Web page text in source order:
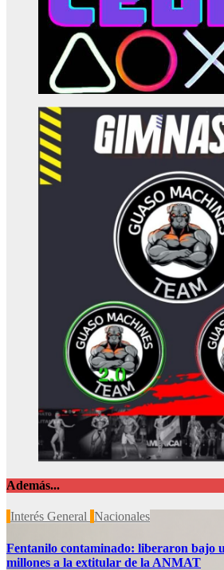
Además...
Interés General Nacionales
Fentanilo contaminado: liberaron bajo
millones a la extitular de la ANMAT